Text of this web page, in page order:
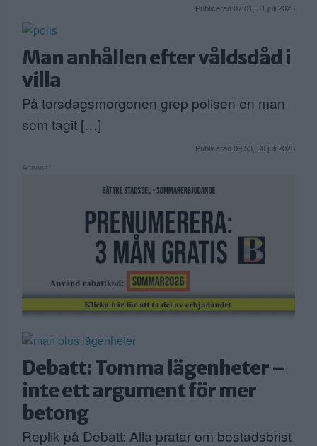
Publicerad 07:01, 31 juli 2026
Man anhållen efter våldsdåd i
villa
På torsdagsmorgonen grep polisen en man
som tagit […]
Publicerad 09:53, 30 juli 2026
Annons:
Debatt: Tomma lägenheter –
inte ett argument för mer
betong
Replik på Debatt: Alla pratar om bostadsbrist